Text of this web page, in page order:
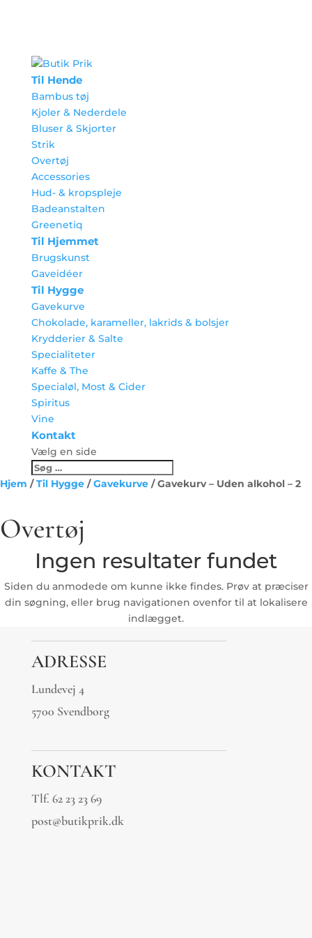
Til Hende
Bambus tøj
Kjoler & Nederdele
Bluser & Skjorter
Strik
Overtøj
Accessories
Hud- & kropspleje
Badeanstalten
Greenetiq
Til Hjemmet
Brugskunst
Gaveidéer
Til Hygge
Gavekurve
Chokolade, karameller, lakrids & bolsjer
Krydderier & Salte
Specialiteter
Kaffe & The
Specialøl, Most & Cider
Spiritus
Vine
Kontakt
Vælg en side
Hjem /Til Hygge /Gavekurve / Gavekurv – Uden alkohol – 2
Overtøj
Ingen resultater fundet
Siden du anmodede om kunne ikke findes. Prøv at præciser
din søgning, eller brug navigationen ovenfor til at lokalisere
indlægget.
ADRESSE
Lundevej 4
5700 Svendborg
KONTAKT
Tlf. 62 23 23 69
post@butikprik.dk